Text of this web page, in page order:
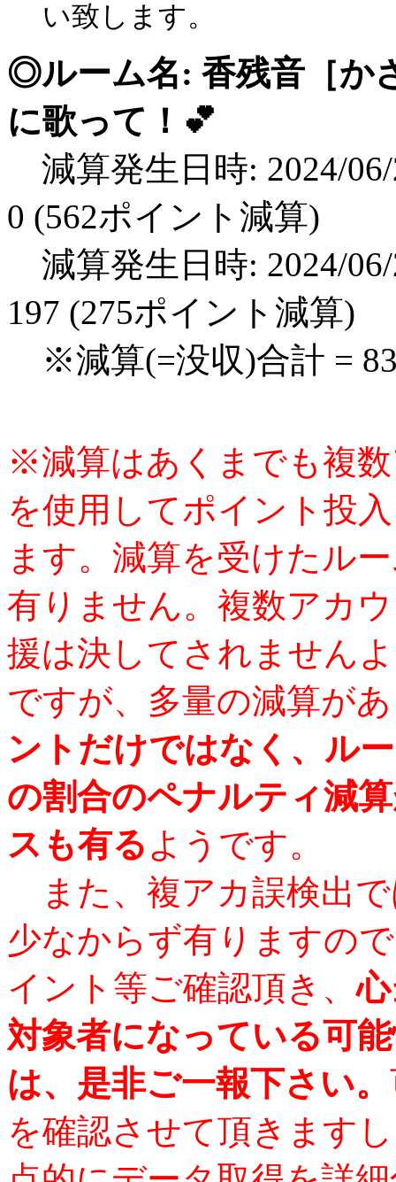
い致します。
◎ルーム名: 香残音［か
に歌って！💕
減算発生日時: 2024/
0 (562ポイント減算)
減算発生日時: 2024/
197 (275ポイント減算)
※減算(=没収)合計 =
※減算はあくまでも複
を使用してポイント投
ます。減算を受けたル
有りません。複数アカ
援は決してされません
ですが、多量の減算が
ントだけではなく、ル
の割合のペナルティ減
スも有る ようです。
また、複アカ誤検出
少なからず有りますの
イント等ご確認頂き、
対象者になっている可
は、是非ご一報下さい。
を確認させて頂きます